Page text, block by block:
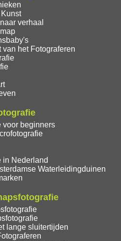
verhaal
het Fotograferen
voor beginners
in Nederland
Waterleidingduinen
lange sluitertijden